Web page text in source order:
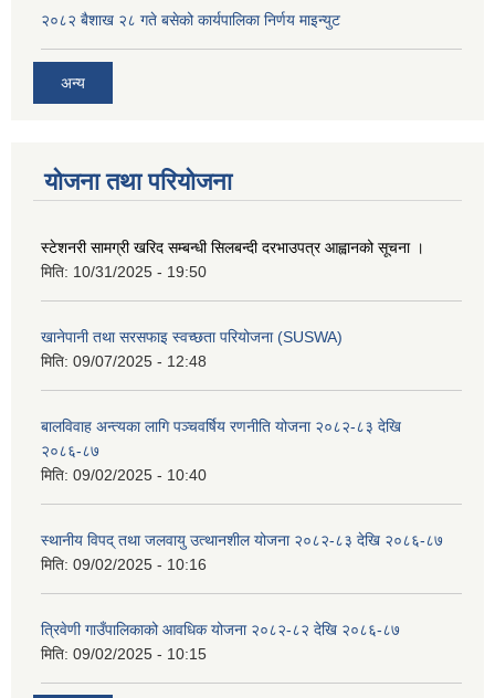
२०८२ बैशाख २८ गते बसेको कार्यपालिका निर्णय माइन्युट
अन्य
योजना तथा परियोजना
स्टेशनरी सामग्री खरिद सम्बन्धी सिलबन्दी दरभाउपत्र आह्वानको सूचना ।
मिति: 10/31/2025 - 19:50
खानेपानी तथा सरसफाइ स्वच्छता परियोजना (SUSWA)
मिति: 09/07/2025 - 12:48
बालविवाह अन्त्यका लागि पञ्चवर्षिय रणनीति योजना २०८२-८३ देखि
२०८६-८७
मिति: 09/02/2025 - 10:40
स्थानीय विपद् तथा जलवायु उत्थानशील योजना २०८२-८३ देखि २०८६-८७
मिति: 09/02/2025 - 10:16
त्रिवेणी गाउँपालिकाको आवधिक योजना २०८२-८२ देखि २०८६-८७
मिति: 09/02/2025 - 10:15